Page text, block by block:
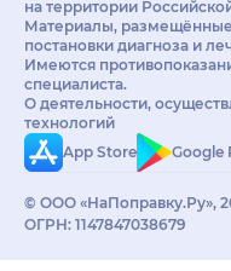
на территории
Материалы, размещённые
постановки диагноза и
Имеются
специалиста.
О деятельности,
технологий
App Store
Google
© ООО «НаПоправку.Ру»,
ОГРН: 1147847038679